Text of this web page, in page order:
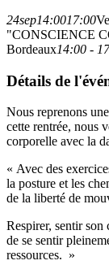
24sep14:0017:00
"CONSCIENCE
Bordeaux14:00 -
Détails de
Nous reprenons
cette rentrée, nous
corporelle avec la
« Avec des
la posture et les
de la liberté de
Respirer, sentir
de se sentir
ressources. »